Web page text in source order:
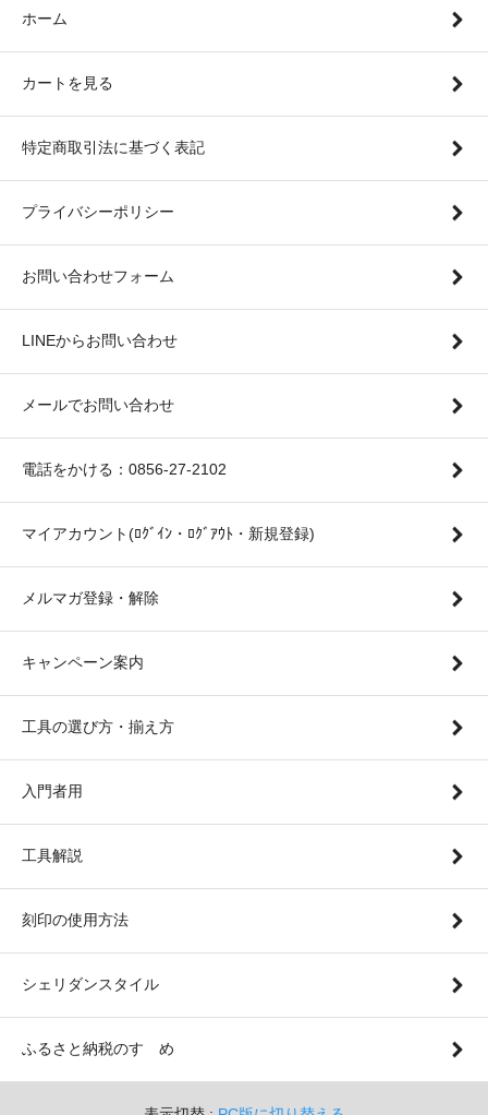
ホーム
カートを見る
特定商取引法に基づく表記
プライバシーポリシー
お問い合わせフォーム
LINEからお問い合わせ
メールでお問い合わせ
電話をかける：0856-27-2102
マイアカウント(ﾛｸﾞｲﾝ・ﾛｸﾞｱｳﾄ・新規登録)
メルマガ登録・解除
キャンペーン案内
工具の選び方・揃え方
入門者用
工具解説
刻印の使用方法
シェリダンスタイル
ふるさと納税のすゝめ